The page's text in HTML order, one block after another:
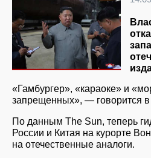
«Гамбургер», «караоке» и
запрещенных», — говорится
По данным The Sun, теперь
России и Китая на курорте
на отечественные аналоги.